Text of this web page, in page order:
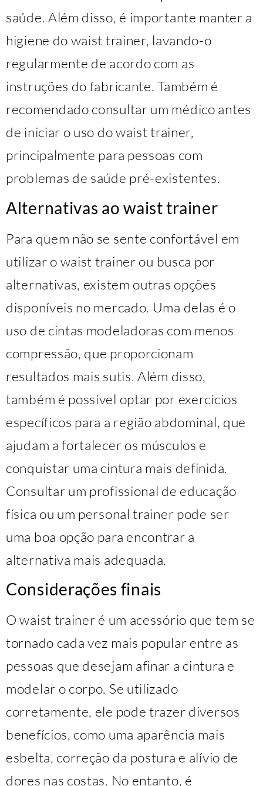
saúde. Além disso, é importante manter a
higiene do waist trainer, lavando-o
regularmente de acordo com as
instruções do fabricante. Também é
recomendado consultar um médico antes
de iniciar o uso do waist trainer,
principalmente para pessoas com
problemas de saúde pré-existentes.
Alternativas ao waist trainer
Para quem não se sente confortável em
utilizar o waist trainer ou busca por
alternativas, existem outras opções
disponíveis no mercado. Uma delas é o
uso de cintas modeladoras com menos
compressão, que proporcionam
resultados mais sutis. Além disso,
também é possível optar por exercícios
específicos para a região abdominal, que
ajudam a fortalecer os músculos e
conquistar uma cintura mais definida.
Consultar um profissional de educação
física ou um personal trainer pode ser
uma boa opção para encontrar a
alternativa mais adequada.
Considerações finais
O waist trainer é um acessório que tem se
tornado cada vez mais popular entre as
pessoas que desejam afinar a cintura e
modelar o corpo. Se utilizado
corretamente, ele pode trazer diversos
benefícios, como uma aparência mais
esbelta, correção da postura e alívio de
dores nas costas. No entanto, é